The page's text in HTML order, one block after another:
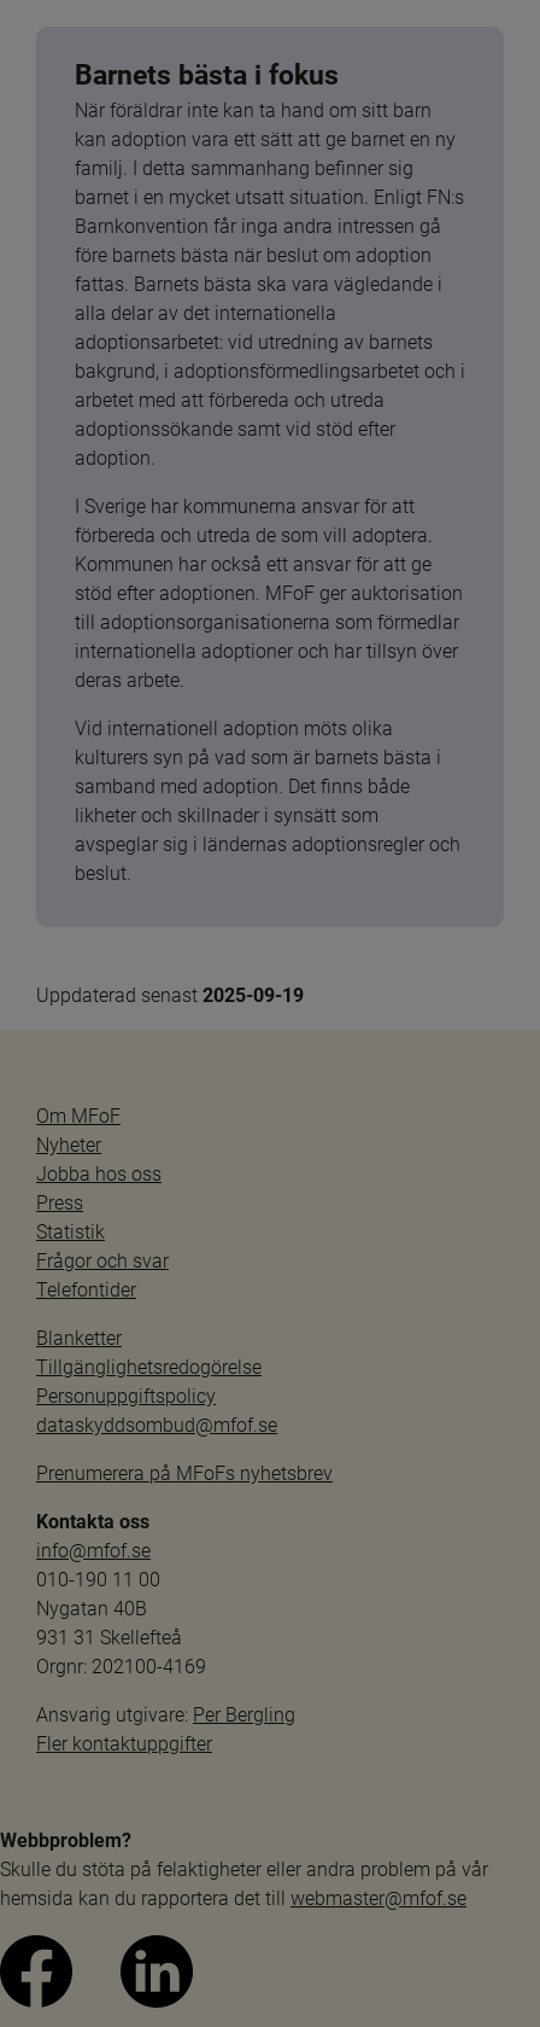
Barnets bästa i fokus
När föräldrar inte kan ta hand om sitt barn
kan adoption vara ett sätt att ge barnet en ny
familj. I detta sammanhang befinner sig
barnet i en mycket utsatt situation. Enligt FN:s
Barnkonvention får inga andra intressen gå
före barnets bästa när beslut om adoption
fattas. Barnets bästa ska vara vägledande i
alla delar av det internationella
adoptionsarbetet: vid utredning av barnets
bakgrund, i adoptionsförmedlingsarbetet och i
arbetet med att förbereda och utreda
adoptionssökande samt vid stöd efter
adoption.
I Sverige har kommunerna ansvar för att
förbereda och utreda de som vill adoptera.
Kommunen har också ett ansvar för att ge
stöd efter adoptionen. MFoF ger auktorisation
till adoptionsorganisationerna som förmedlar
internationella adoptioner och har tillsyn över
deras arbete.
Vid internationell adoption möts olika
kulturers syn på vad som är barnets bästa i
samband med adoption. Det finns både
likheter och skillnader i synsätt som
avspeglar sig i ländernas adoptionsregler och
beslut.
Uppdaterad senast 2025-09-19
Om MFoF
Nyheter
Jobba hos oss
Press
Statistik
Frågor och svar
Telefontider
Blanketter
Tillgänglighetsredogörelse
Personuppgiftspolicy
dataskyddsombud@mfof.se
Prenumerera på MFoFs nyhetsbrev
Kontakta oss
info@mfof.se
010-190 11 00
Nygatan 40B
931 31 Skellefteå
Orgnr: 202100-4169
Ansvarig utgivare: Per Bergling
Fler kontaktuppgifter
Webbproblem?
Skulle du stöta på felaktigheter eller andra problem på vår
hemsida kan du rapportera det till webmaster@mfof.se